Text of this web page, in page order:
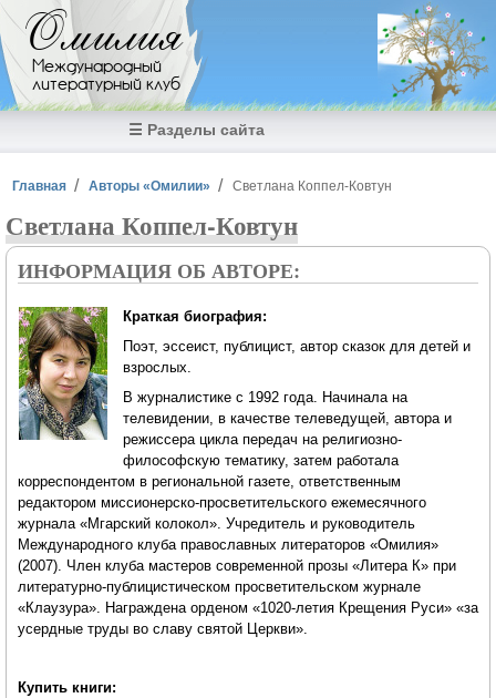
Перейти к основному содержанию
Омилия
Международный
литературный клуб
☰ Разделы сайта
Вы здесь
Главная Авторы «Омилии» Светлана Коппел-Ковтун
Светлана Коппел-Ковтун
ИНФОРМАЦИЯ ОБ АВТОРЕ:
Краткая биография:
Поэт, эссеист, публицист, автор сказок для детей и
взрослых.
В журналистике с 1992 года. Начинала на
телевидении, в качестве телеведущей, автора и
режиссера цикла передач на религиозно-
философскую тематику, затем работала
корреспондентом в региональной газете, ответственным
редактором миссионерско-просветительского ежемесячного
журнала «Мгарский колокол». Учредитель и руководитель
Международного клуба православных литераторов «Омилия»
(2007). Член клуба мастеров современной прозы «Литера К» при
литературно-публицистическом просветительском журнале
«Клаузура». Награждена орденом «1020-летия Крещения Руси» «за
усердные труды во славу святой Церкви».
Купить книги: